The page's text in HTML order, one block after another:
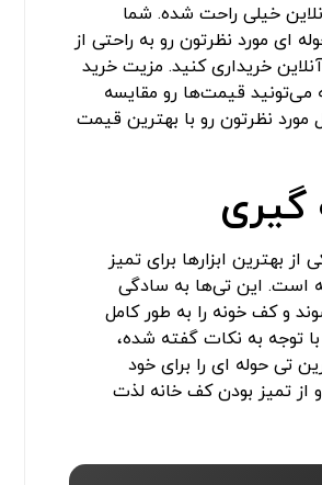
خیلی راحت شده. شما
ای مورد نظرتون رو به راحتی از
خریداری کنید. مزیت خرید
می‌تونید قیمت‌ها رو مقایسه
نظرتون رو با بهترین قیمت
گیری
از بهترین ابزارها برای تمیز
است. این تی‌ها به سادگی
و کف خونه را به طور کامل
توجه به نکات گفته شده،
تی حوله ای را برای خود
از تمیز بودن کف خانه لذت